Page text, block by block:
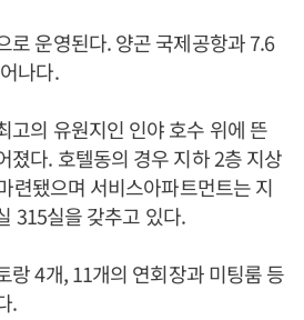
로 운영된다. 양곤 국제공항과 7.6
나다.
고의 유원지인 인야 호수 위에 뜬
졌다. 호텔동의 경우 지하 2층 지상
련됐으며 서비스아파트먼트는 지
315실을 갖추고 있다.
랑 4개, 11개의 연회장과 미팅룸 등
.